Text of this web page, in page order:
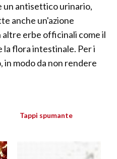
un antisettico urinario,
anche un'azione
erbe officinali come il
la flora intestinale. Per i
modo da non rendere
Tappi spumante